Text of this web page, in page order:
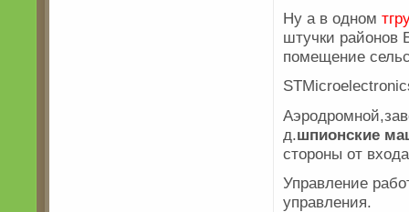
Ну а в одном
штучки
помещение
д.шпионские
стороны от
Управление
управления.